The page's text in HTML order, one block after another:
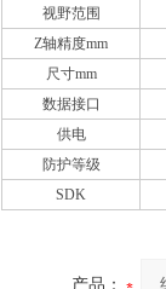
视野范围
Z轴精度mm
尺寸mm
数据接口
供电
防护等级
SDK
产品：